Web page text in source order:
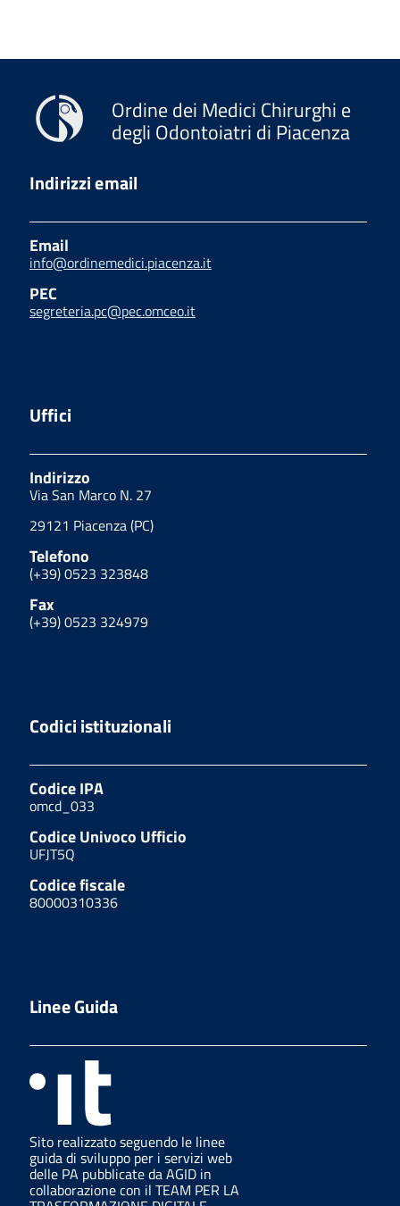
Ordine dei Medici Chirurghi e
degli Odontoiatri di Piacenza
Indirizzi email
Email
info@ordinemedici.piacenza.it
PEC
segreteria.pc@pec.omceo.it
Uffici
Indirizzo
Via San Marco N. 27
29121 Piacenza (PC)
Telefono
(+39) 0523 323848
Fax
(+39) 0523 324979
Codici istituzionali
Codice IPA
omcd_033
Codice Univoco Ufficio
UFJT5Q
Codice fiscale
80000310336
Linee Guida
Sito realizzato seguendo le linee
guida di sviluppo per i servizi web
delle PA pubblicate da AGID in
collaborazione con il TEAM PER LA